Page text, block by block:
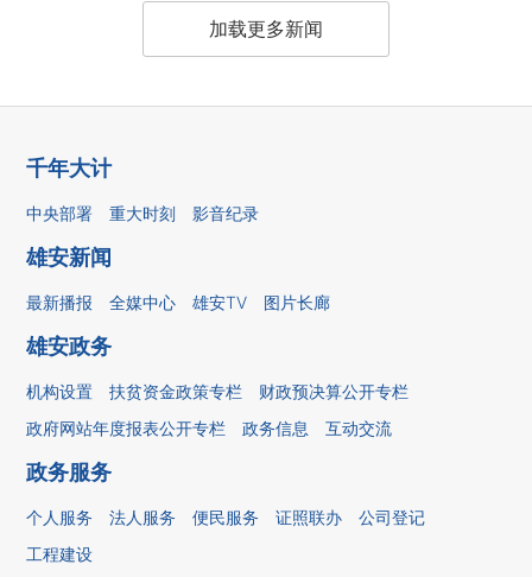
加载更多新闻
千年大计
中央部署 重大时刻 影音纪录
雄安新闻
最新播报 全媒中心 雄安TV 图片长廊
雄安政务
机构设置 扶贫资金政策专栏
财政预决算公开专栏
政府网站年度报表公开专栏
政务信息 互动交流
政务服务
个人服务 法人服务 便民服务 证照联办
公司登记
工程建设